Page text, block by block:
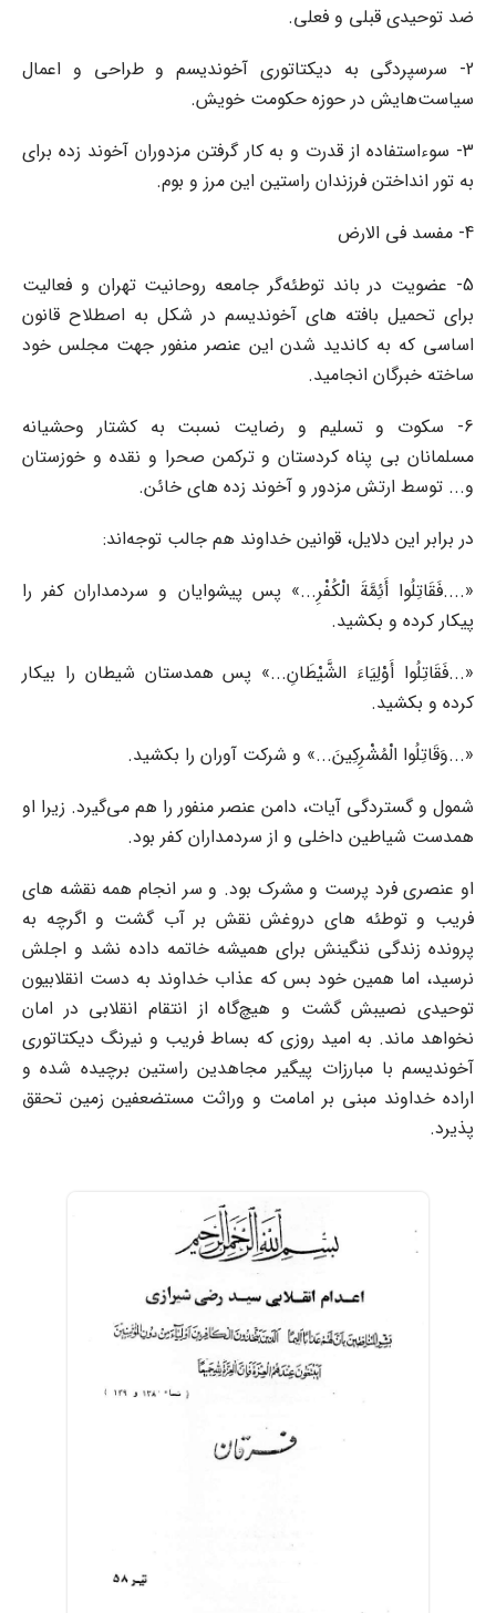
ضد توحیدی قبلی و فعلی.
2- سرسپردگی به دیکتاتوری آخوندیسم و طراحی و اعمال
سیاست‌هایش در حوزه حکومت خویش.
3- سوءاستفاده از قدرت و به کار گرفتن مزدوران آخوند زده برای
به تور انداختن فرزندان راستین این مرز و بوم.
4- مفسد فی الارض
5- عضویت در باند توطئه‌گر جامعه روحانیت تهران و فعالیت
برای تحمیل بافته های آخوندیسم در شکل به اصطلاح قانون
اساسی که به کاندید شدن این عنصر منفور جهت مجلس خود
ساخته خبرگان انجامید.
6- سکوت و تسلیم و رضایت نسبت به کشتار وحشیانه
مسلمانان بی پناه کردستان و ترکمن صحرا و نقده و خوزستان
و... توسط ارتش مزدور و آخوند زده های خائن.
در برابر این دلایل، قوانین خداوند هم جالب توجه‌اند:
«....فَقَاتِلُوا أَئِمَّةَ الْکُفْرِ...» پس پیشوایان و سردمداران کفر را
پیکار کرده و بکشید.
«...فَقَاتِلُوا أَوْلِیَاءَ الشَّیْطَانِ...» پس همدستان شیطان را بیکار
کرده و بکشید.
«...وَقَاتِلُوا الْمُشْرِکِینَ...» و شرکت آوران را بکشید.
شمول و گستردگی آیات، دامن عنصر منفور را هم می‌گیرد. زیرا او
همدست شیاطین داخلی و از سردمداران کفر بود.
او عنصری فرد پرست و مشرک بود. و سر انجام همه نقشه های
فریب و توطئه های دروغش نقش بر آب گشت و اگرچه به
پرونده زندگی ننگینش برای همیشه خاتمه داده نشد و اجلش
نرسید، اما همین خود بس که عذاب خداوند به دست انقلابیون
توحیدی نصیبش گشت و هیچ‌گاه از انتقام انقلابی در امان
نخواهد ماند. به امید روزی که بساط فریب و نیرنگ دیکتاتوری
آخوندیسم با مبارزات پیگیر مجاهدین راستین برچیده شده و
اراده خداوند مبنی بر امامت و وراثت مستضعفین زمین تحقق
پذیرد.